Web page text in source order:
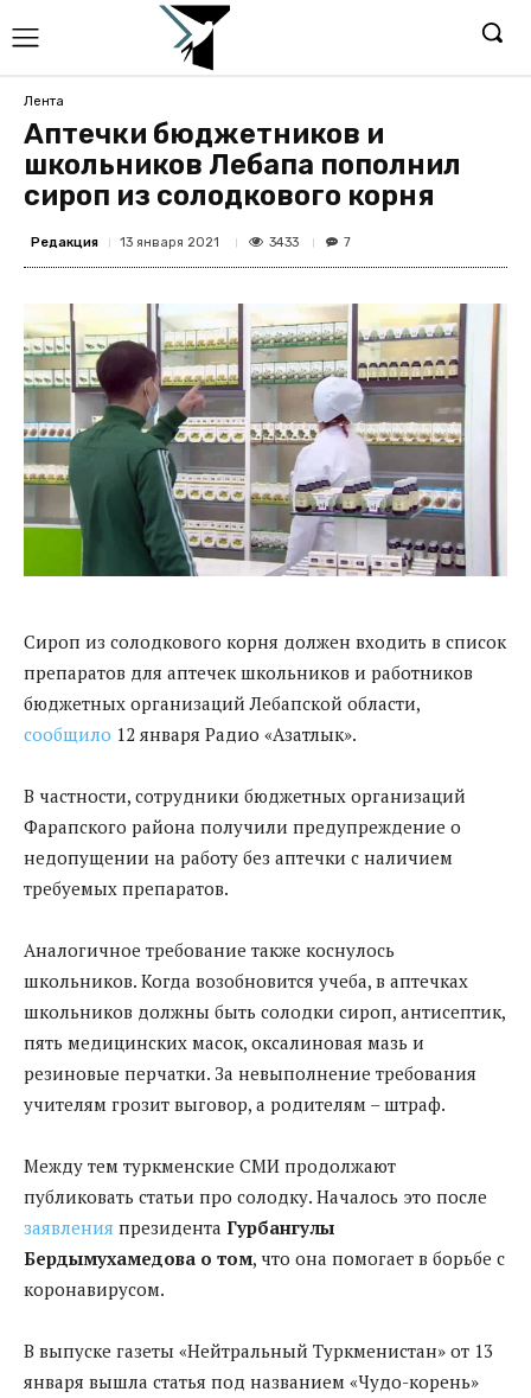
Лента
Аптечки бюджетников и
школьников Лебапа пополнил
сироп из солодкового корня
Редакция 13 января 2021 3433 7
Сироп из солодкового корня должен входить в список
препаратов для аптечек школьников и работников
бюджетных организаций Лебапской области,
сообщило 12 января Радио «Азатлык».
В частности, сотрудники бюджетных организаций
Фарапского района получили предупреждение о
недопущении на работу без аптечки с наличием
требуемых препаратов.
Аналогичное требование также коснулось
школьников. Когда возобновится учеба, в аптечках
школьников должны быть солодки сироп, антисептик,
пять медицинских масок, оксалиновая мазь и
резиновые перчатки. За невыполнение требования
учителям грозит выговор, а родителям – штраф.
Между тем туркменские СМИ продолжают
публиковать статьи про солодку. Началось это после
заявления президента Гурбангулы
Бердымухамедова о том, что она помогает в борьбе с
коронавирусом.
В выпуске газеты «Нейтральный Туркменистан» от 13
января вышла статья под названием «Чудо-корень»